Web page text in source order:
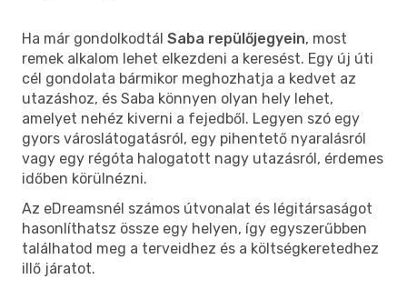
Ha már gondolkodtál Saba repülőjegyein, most
remek alkalom lehet elkezdeni a keresést. Egy új úti
cél gondolata bármikor meghozhatja a kedvet az
utazáshoz, és Saba könnyen olyan hely lehet,
amelyet nehéz kiverni a fejedből. Legyen szó egy
gyors városlátogatásról, egy pihentető nyaralásról
vagy egy régóta halogatott nagy utazásról, érdemes
időben körülnézni.
Az eDreamsnél számos útvonalat és légitársaságot
hasonlíthatsz össze egy helyen, így egyszerűbben
találhatod meg a terveidhez és a költségkeretedhez
illő járatot.